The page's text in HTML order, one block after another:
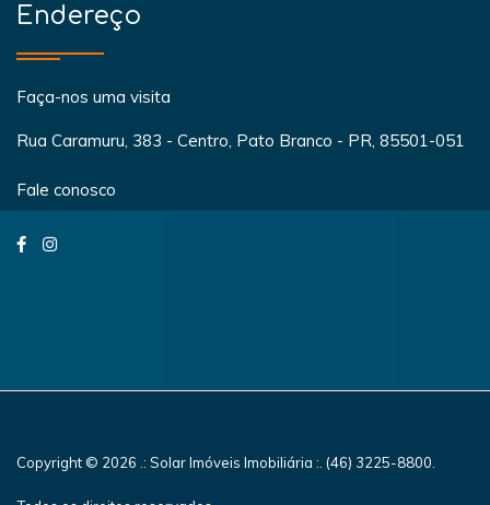
Endereço
Faça-nos uma visita
Rua Caramuru, 383 - Centro, Pato Branco - PR, 85501-051
Fale conosco
Copyright © 2026 .: Solar Imóveis Imobiliária :. (46) 3225-8800.